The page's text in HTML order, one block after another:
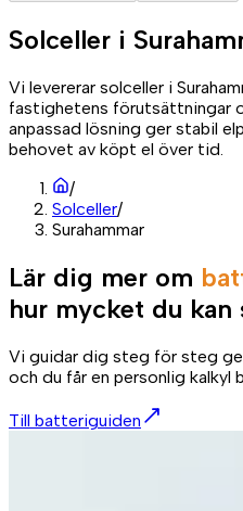
Solceller i
Vi levererar solceller i
fastighetens förutsättningar
anpassad lösning ger stabil
behovet av köpt el över tid.
/
Solceller/
Surahammar
Lär dig mer om
hur mycket du kan
Vi guidar dig steg för steg
och du får en personlig kalkyl
Till batteriguiden